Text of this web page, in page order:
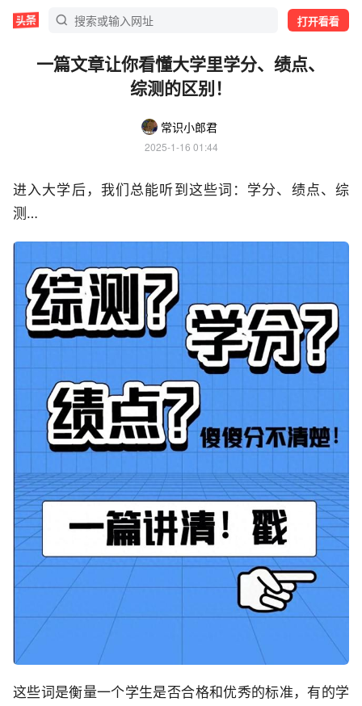
打开看看
一篇文章让你看懂大学里学分、绩点、
综测的区别！
常识小郎君
2025-1-16 01:44
进入大学后，我们总能听到这些词：学分、绩点、综
测…
这些词是衡量一个学生是否合格和优秀的标准，有的学